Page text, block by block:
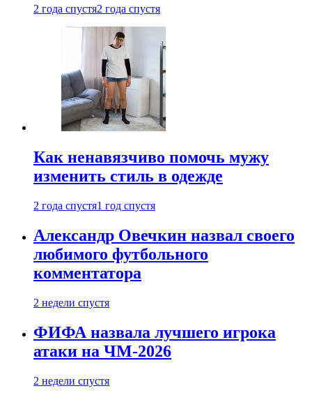
2 года спустя2 года спустя
Как ненавязчиво помочь мужу
изменить стиль в одежде
2 года спустя1 год спустя
Александр Овечкин назвал своего
любимого футбольного
комментатора
2 недели спустя
ФИФА назвала лучшего игрока
атаки на ЧМ-2026
2 недели спустя